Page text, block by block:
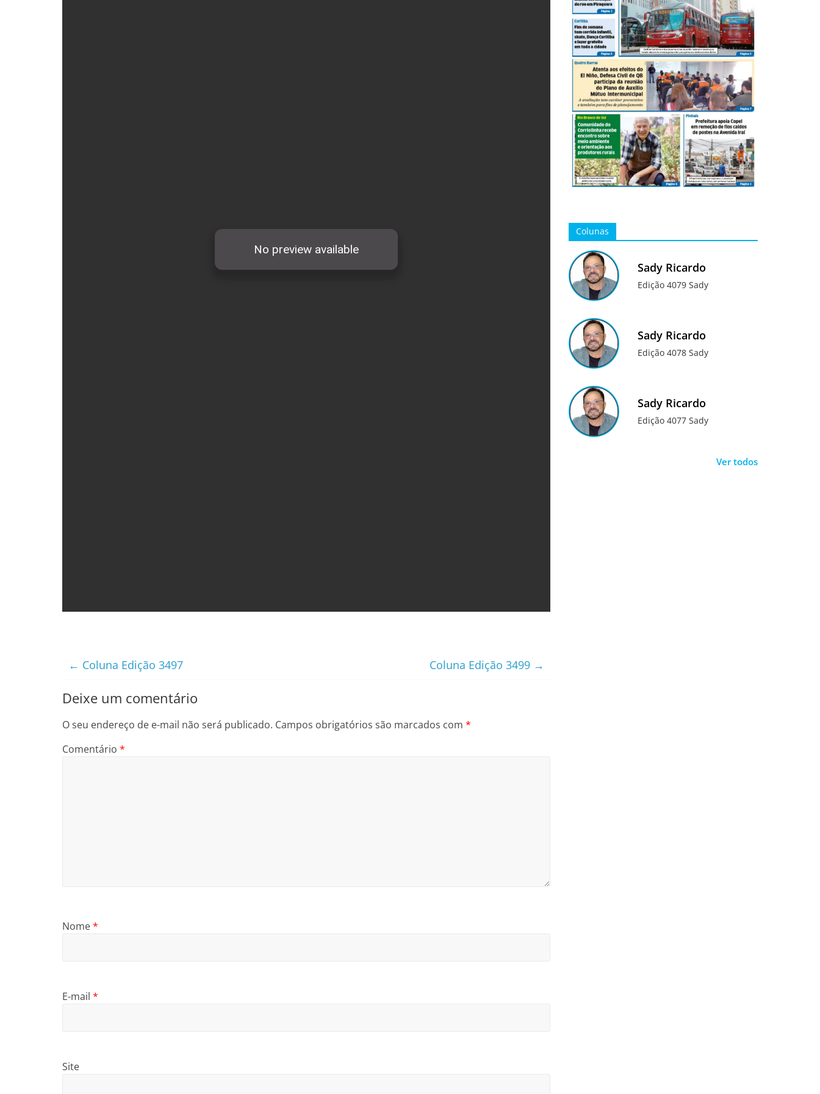
← Coluna Edição 3497 Coluna Edição 3499 →
Deixe um comentário
O seu endereço de e-mail não será publicado. Campos obrigatórios são marcados com *
Comentário *
Nome*
E-mail *
Site
Colunas
Sady Ricardo
Edição 4079 Sady
Sady Ricardo
Edição 4078 Sady
Sady Ricardo
Edição 4077 Sady
Ver todos